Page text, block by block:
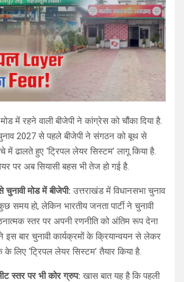
में रहने वाली बीजेपी ने कांग्रेस को चौंका दिया है.
2027 से पहले बीजेपी ने संगठन को बूथ से
ढालते हुए ‘ट्रिपल लेयर सिस्टम’ लागू किया है.
पर अब सियासी बहस भी तेज हो गई है.
मोड में बीजेपी: उत्तराखंड में विधानसभा चुनाव
समय हो, लेकिन भारतीय जनता पार्टी ने चुनावी
स्तर पर अपनी रणनीति को अंतिम रूप देना
इस बार चुनावी कार्यक्रमों के क्रियान्वयन से लेकर
लिए ‘ट्रिपल लेयर सिस्टम’ तैयार किया है.
स्तर पर भी कोर ग्रुप: खास बात यह है कि पहली